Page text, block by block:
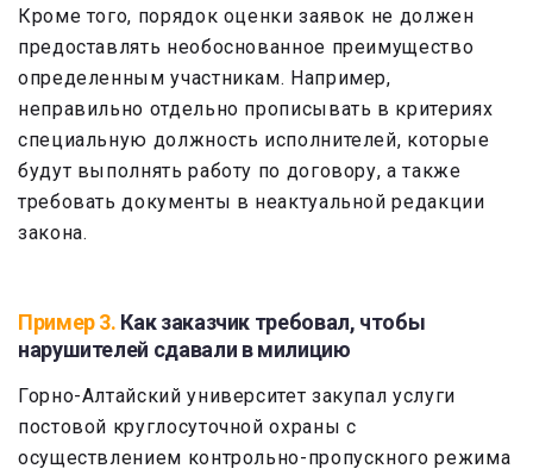
Кроме того, порядок оценки заявок не должен
предоставлять необоснованное преимущество
определенным участникам. Например,
неправильно отдельно прописывать в критериях
специальную должность исполнителей, которые
будут выполнять работу по договору, а также
требовать документы в неактуальной редакции
закона.
Пример 3. Как заказчик требовал, чтобы
нарушителей сдавали в милицию
Горно-Алтайский университет закупал услуги
постовой круглосуточной охраны с
осуществлением контрольно-пропускного режима